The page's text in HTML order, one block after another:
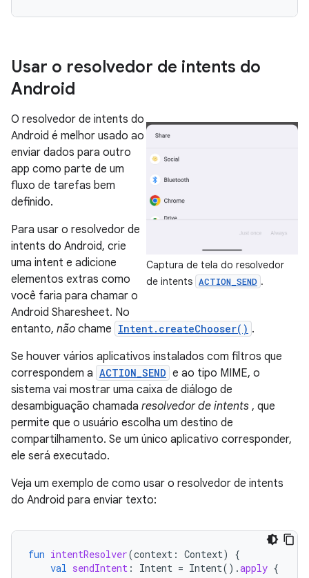
Usar o resolvedor de intents do
Android
Captura de tela do resolvedor
de intents ACTION_SEND .
O resolvedor de intents do
Android é melhor usado ao
enviar dados para outro
app como parte de um
fluxo de tarefas bem
definido.
Para usar o resolvedor de
intents do Android, crie
uma intent e adicione
elementos extras como
você faria para chamar o
Android Sharesheet. No
entanto, não chame Intent.createChooser() .
Se houver vários aplicativos instalados com filtros que
correspondem a ACTION_SEND e ao tipo MIME, o
sistema vai mostrar uma caixa de diálogo de
desambiguação chamada resolvedor de intents , que
permite que o usuário escolha um destino de
compartilhamento. Se um único aplicativo corresponder,
ele será executado.
Veja um exemplo de como usar o resolvedor de intents
do Android para enviar texto:
fun intentResolver(context : Context)
{
val sendIntent : Intent = Intent().apply {